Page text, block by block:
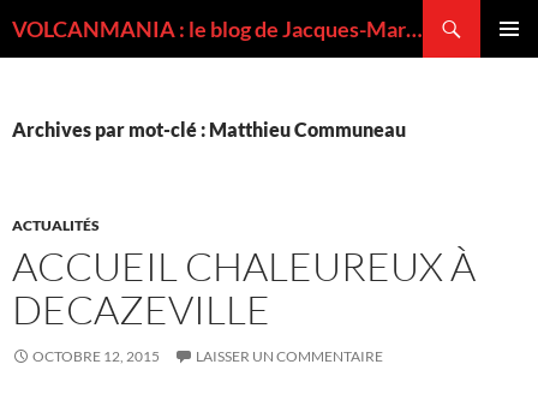
VOLCANMANIA : le blog de Jacques-Marie BARDINTZEFF, volcanologue
Archives par mot-clé : Matthieu Communeau
ACTUALITÉS
ACCUEIL CHALEUREUX À
DECAZEVILLE
OCTOBRE 12, 2015 LAISSER UN COMMENTAIRE